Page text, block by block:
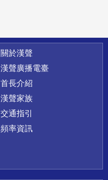
關於漢聲
漢聲廣播電臺
首長介紹
漢聲家族
交通指引
頻率資訊